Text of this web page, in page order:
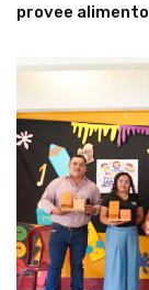
provee